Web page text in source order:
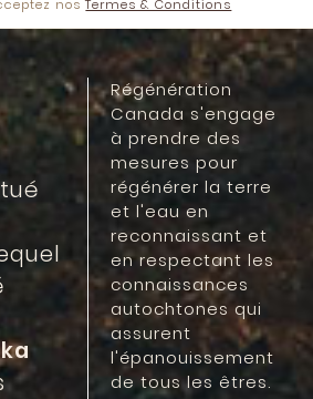
nosTermes & Conditions
Régénération
Canada s'engage
à prendre des
mesures pour
régénérer la terre
et l'eau en
reconnaissant et
en respectant les
connaissances
autochtones qui
assurent
l'épanouissement
de tous les êtres.